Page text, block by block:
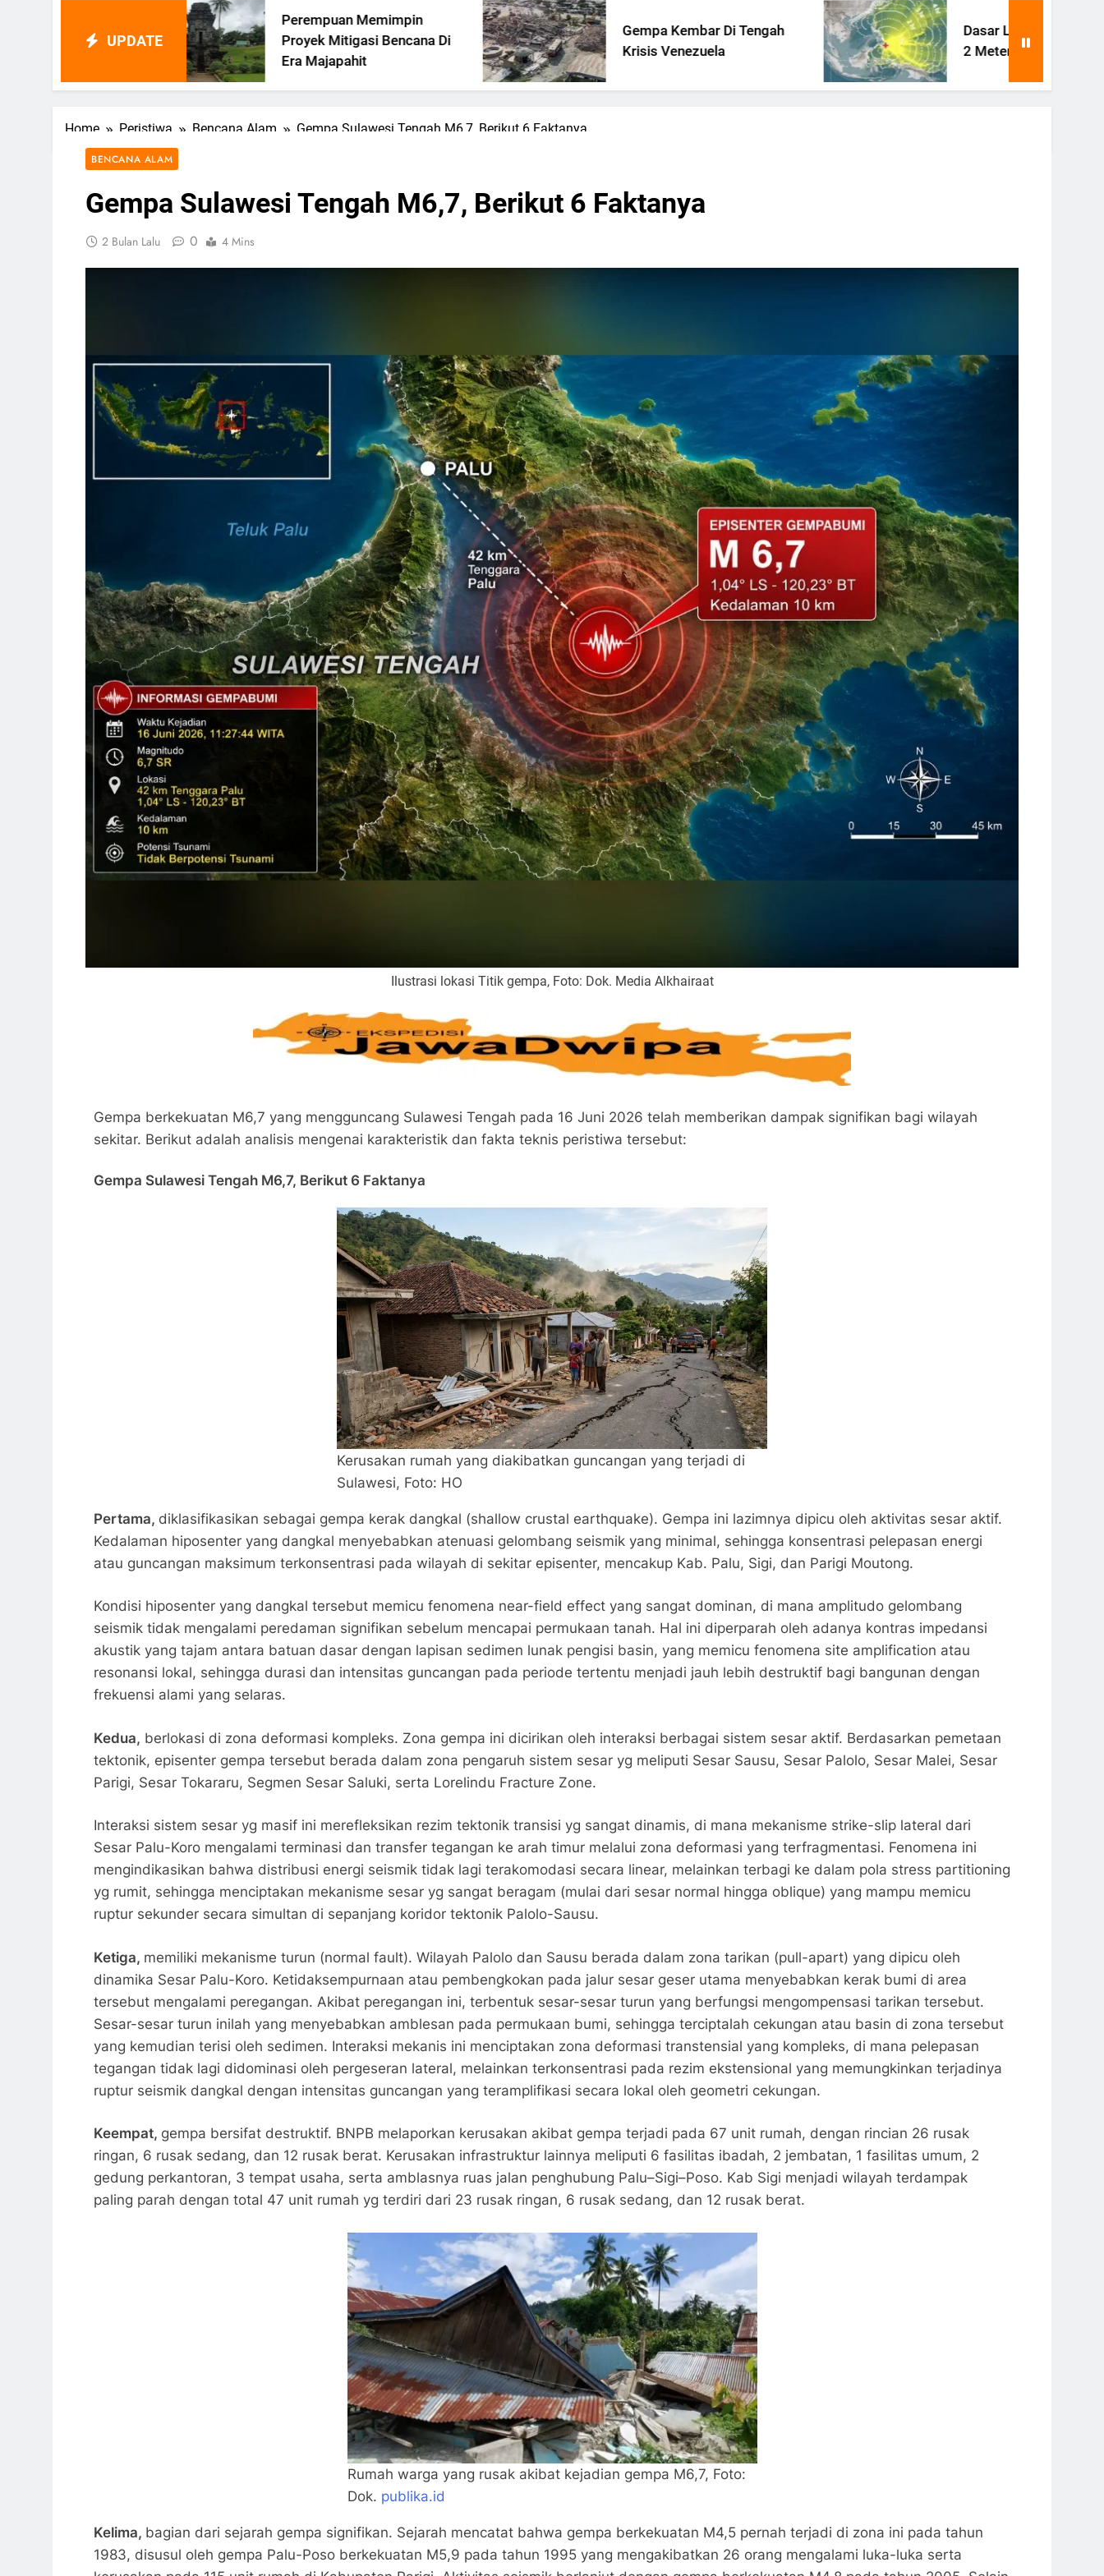
UPDATE
Perempuan Memimpin
Proyek Mitigasi Bencana Di
Era Majapahit
Gempa Kembar Di Tengah
Krisis Venezuela
Dasar Laut Filipina Terangkat
2 Meter Pasca Gempa Besar
Home Peristiwa Bencana Alam Gempa Sulawesi Tengah M6,7, Berikut 6 Faktanya
BENCANA ALAM
Gempa Sulawesi Tengah M6,7, Berikut 6 Faktanya
2 Bulan Lalu 0 4 Mins
Ilustrasi lokasi Titik gempa, Foto: Dok. Media Alkhairaat
Gempa berkekuatan M6,7 yang mengguncang Sulawesi Tengah pada 16 Juni 2026 telah memberikan dampak signifikan bagi wilayah
sekitar. Berikut adalah analisis mengenai karakteristik dan fakta teknis peristiwa tersebut:
Gempa Sulawesi Tengah M6,7, Berikut 6 Faktanya
Kerusakan rumah yang diakibatkan guncangan yang terjadi di
Sulawesi, Foto: HO
Pertama, diklasifikasikan sebagai gempa kerak dangkal (shallow crustal earthquake). Gempa ini lazimnya dipicu oleh aktivitas sesar aktif.
Kedalaman hiposenter yang dangkal menyebabkan atenuasi gelombang seismik yang minimal, sehingga konsentrasi pelepasan energi
atau guncangan maksimum terkonsentrasi pada wilayah di sekitar episenter, mencakup Kab. Palu, Sigi, dan Parigi Moutong.
Kondisi hiposenter yang dangkal tersebut memicu fenomena near-field effect yang sangat dominan, di mana amplitudo gelombang
seismik tidak mengalami peredaman signifikan sebelum mencapai permukaan tanah. Hal ini diperparah oleh adanya kontras impedansi
akustik yang tajam antara batuan dasar dengan lapisan sedimen lunak pengisi basin, yang memicu fenomena site amplification atau
resonansi lokal, sehingga durasi dan intensitas guncangan pada periode tertentu menjadi jauh lebih destruktif bagi bangunan dengan
frekuensi alami yang selaras.
Kedua, berlokasi di zona deformasi kompleks. Zona gempa ini dicirikan oleh interaksi berbagai sistem sesar aktif. Berdasarkan pemetaan
tektonik, episenter gempa tersebut berada dalam zona pengaruh sistem sesar yg meliputi Sesar Sausu, Sesar Palolo, Sesar Malei, Sesar
Parigi, Sesar Tokararu, Segmen Sesar Saluki, serta Lorelindu Fracture Zone.
Interaksi sistem sesar yg masif ini merefleksikan rezim tektonik transisi yg sangat dinamis, di mana mekanisme strike-slip lateral dari
Sesar Palu-Koro mengalami terminasi dan transfer tegangan ke arah timur melalui zona deformasi yang terfragmentasi. Fenomena ini
mengindikasikan bahwa distribusi energi seismik tidak lagi terakomodasi secara linear, melainkan terbagi ke dalam pola stress partitioning
yg rumit, sehingga menciptakan mekanisme sesar yg sangat beragam (mulai dari sesar normal hingga oblique) yang mampu memicu
ruptur sekunder secara simultan di sepanjang koridor tektonik Palolo-Sausu.
Ketiga, memiliki mekanisme turun (normal fault). Wilayah Palolo dan Sausu berada dalam zona tarikan (pull-apart) yang dipicu oleh
dinamika Sesar Palu-Koro. Ketidaksempurnaan atau pembengkokan pada jalur sesar geser utama menyebabkan kerak bumi di area
tersebut mengalami peregangan. Akibat peregangan ini, terbentuk sesar-sesar turun yang berfungsi mengompensasi tarikan tersebut.
Sesar-sesar turun inilah yang menyebabkan amblesan pada permukaan bumi, sehingga terciptalah cekungan atau basin di zona tersebut
yang kemudian terisi oleh sedimen. Interaksi mekanis ini menciptakan zona deformasi transtensial yang kompleks, di mana pelepasan
tegangan tidak lagi didominasi oleh pergeseran lateral, melainkan terkonsentrasi pada rezim ekstensional yang memungkinkan terjadinya
ruptur seismik dangkal dengan intensitas guncangan yang teramplifikasi secara lokal oleh geometri cekungan.
Keempat, gempa bersifat destruktif. BNPB melaporkan kerusakan akibat gempa terjadi pada 67 unit rumah, dengan rincian 26 rusak
ringan, 6 rusak sedang, dan 12 rusak berat. Kerusakan infrastruktur lainnya meliputi 6 fasilitas ibadah, 2 jembatan, 1 fasilitas umum, 2
gedung perkantoran, 3 tempat usaha, serta amblasnya ruas jalan penghubung Palu–Sigi–Poso. Kab Sigi menjadi wilayah terdampak
paling parah dengan total 47 unit rumah yg terdiri dari 23 rusak ringan, 6 rusak sedang, dan 12 rusak berat.
Rumah warga yang rusak akibat kejadian gempa M6,7, Foto:
Dok. publika.id
Kelima, bagian dari sejarah gempa signifikan. Sejarah mencatat bahwa gempa berkekuatan M4,5 pernah terjadi di zona ini pada tahun
1983, disusul oleh gempa Palu-Poso berkekuatan M5,9 pada tahun 1995 yang mengakibatkan 26 orang mengalami luka-luka serta